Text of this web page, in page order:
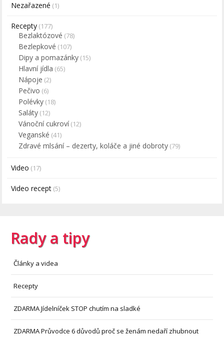
Nezařazené (1)
Recepty (177)
Bezlaktózové (78)
Bezlepkové (107)
Dipy a pomazánky (15)
Hlavní jídla (65)
Nápoje (2)
Pečivo (6)
Polévky (18)
Saláty (12)
Vánoční cukroví(12)
Veganské (41)
Zdravé mlsání – dezerty, koláče a jiné dobroty (79)
Video (17)
Video recept (5)
Rady a tipy
Články a videa
Recepty
ZDARMA Jídelníček STOP chutím na sladké
ZDARMA Průvodce 6 důvodů proč se ženám nedaří zhubnout